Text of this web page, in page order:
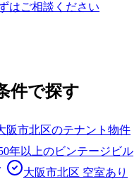
はご相談ください
件で探す
阪市北区のテナント物件
年以上のビンテージビル
大阪市北区 空室あり